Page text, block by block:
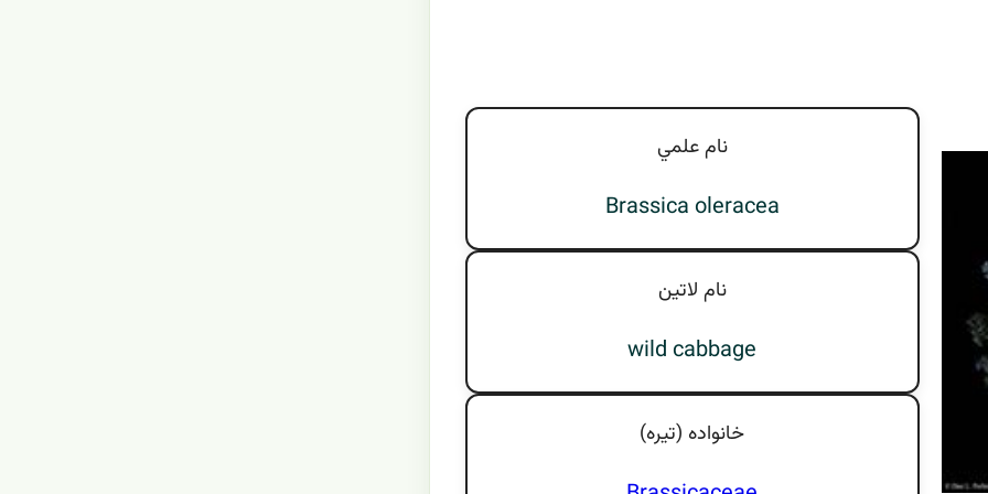
نام علمي
Brassica oleracea
نام لاتين
wild cabbage
خانواده (تيره)